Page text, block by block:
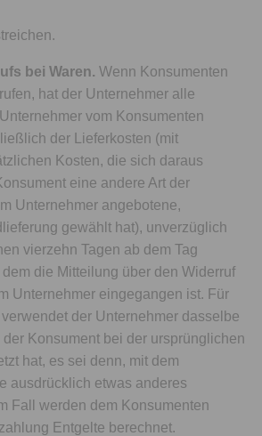
bei Waren. Wenn Konsumenten
hat der Unternehmer alle
vom Konsumenten
der Lieferkosten (mit
Kosten, die sich daraus
eine andere Art der
Unternehmer angebotene,
gewählt hat), unverzüglich
vierzehn Tagen ab dem Tag
die Mitteilung über den Widerruf
Unternehmer eingegangen ist. Für
der Unternehmer dasselbe
Konsument bei der ursprünglichen
hat, es sei denn, mit dem
ausdrücklich etwas anderes
Fall werden dem Konsumenten
Entgelte berechnet.